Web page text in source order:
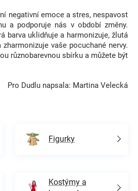
negativní emoce a stres, nespavost
a podporuje nás v období změny.
barva uklidňuje a harmonizuje, žlutá
vaše pocuchané nervy.
různobarevnou sbírku a můžete být
Pro Dudlu napsala: Martina Velecká
Figurky
Kostýmy a